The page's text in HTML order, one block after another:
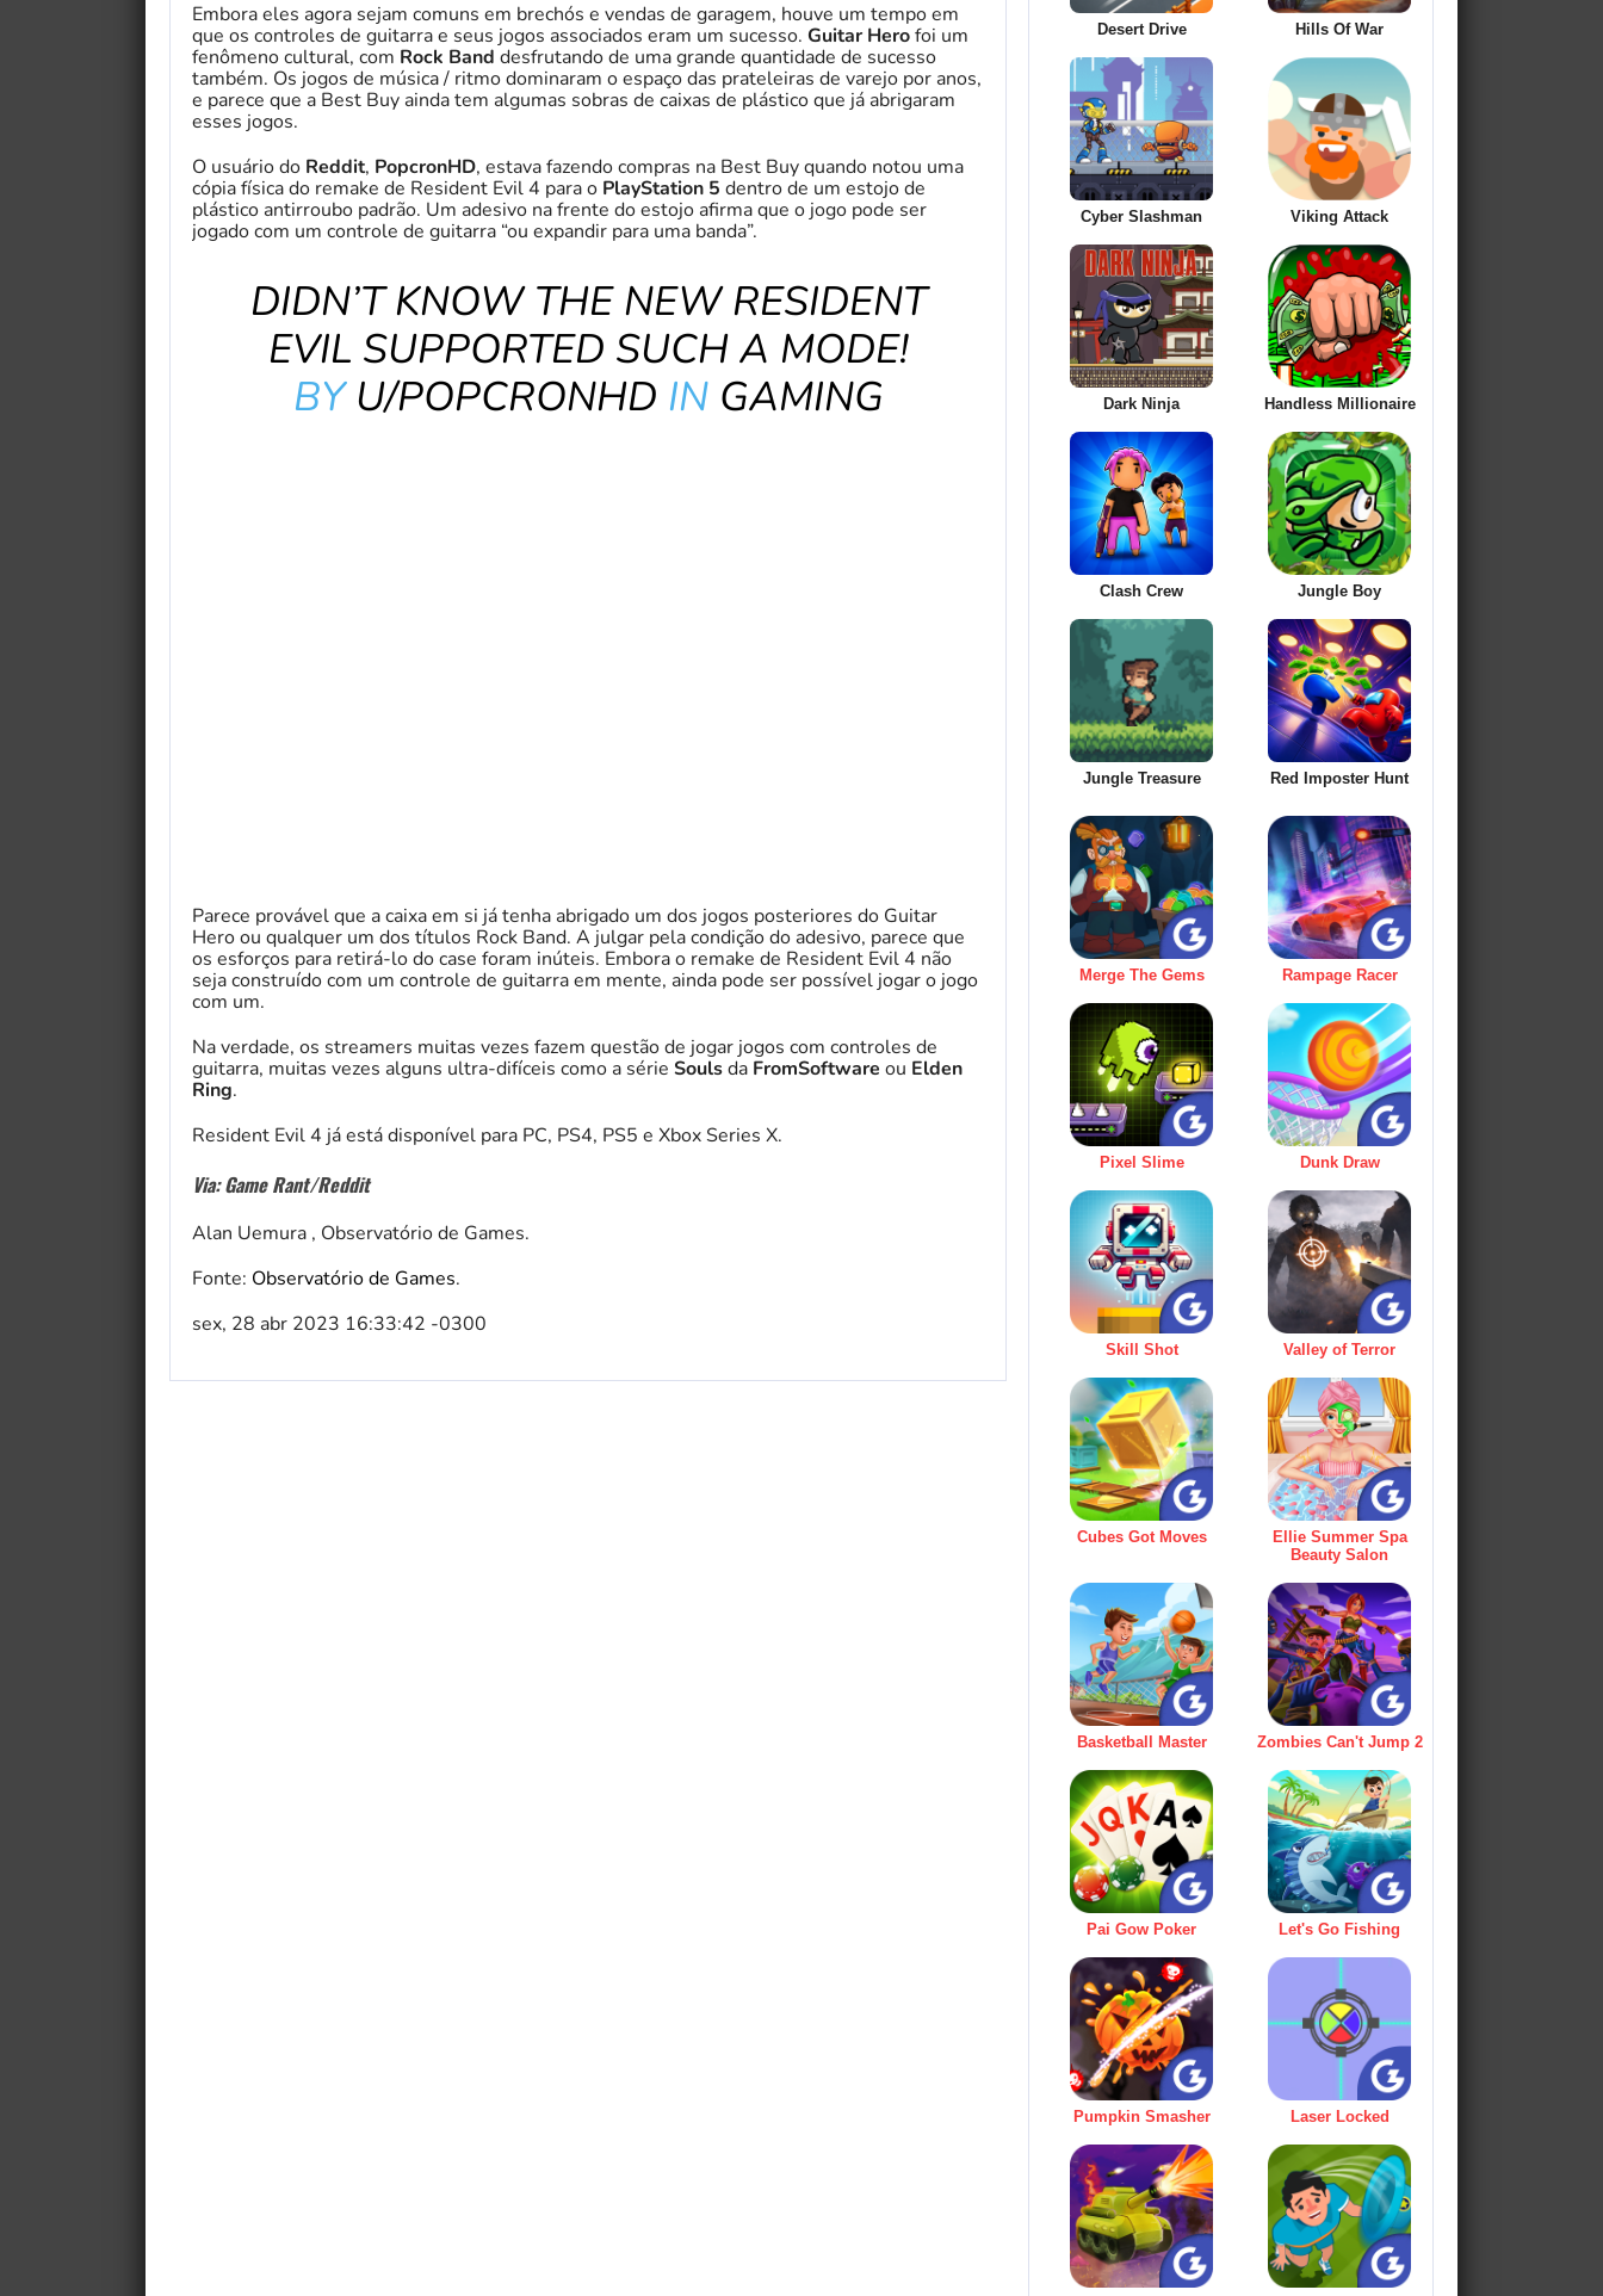
Embora eles agora sejam comuns em brechós e vendas de garagem, houve um tempo em
que os controles de guitarra e seus jogos associados eram um sucesso. Guitar Herofoi um
fenômeno cultural, com Rock Band desfrutando de uma grande quantidade de sucesso
também. Os jogos de música / ritmo dominaram o espaço das prateleiras de varejo por anos,
e parece que a Best Buy ainda tem algumas sobras de caixas de plástico que já abrigaram
esses jogos.
O usuário do Reddit, PopcronHD, estava fazendo compras na Best Buy quando notou uma
cópia física do remake de Resident Evil 4 para o PlayStation 5 dentro de um estojo de
plástico antirroubo padrão. Um adesivo na frente do estojo afirma que o jogo pode ser
jogado com um controle de guitarra “ou expandir para uma banda”.
DIDN’T KNOW THE NEW RESIDENT
EVIL SUPPORTED SUCH A MODE!
BYU/POPCRONHD IN GAMING
Parece provável que a caixa em si já tenha abrigado um dos jogos posteriores do Guitar
Hero ou qualquer um dos títulos Rock Band. A julgar pela condição do adesivo, parece que
os esforços para retirá-lo do case foram inúteis. Embora o remake de Resident Evil 4 não
seja construído com um controle de guitarra em mente, ainda pode ser possível jogar o jogo
com um.
Na verdade, os streamers muitas vezes fazem questão de jogar jogos com controles de
guitarra, muitas vezes alguns ultra-difíceis como a série Soulsda FromSoftware ou Elden
Ring.
Resident Evil 4 já está disponível para PC, PS4, PS5 e Xbox Series X.
Via: Game Rant/Reddit
Alan Uemura , Observatório de Games.
Fonte: Observatório de Games.
sex, 28 abr 2023 16:33:42 -0300
Desert Drive Hills Of War
Cyber Slashman Viking Attack
Dark Ninja Handless Millionaire
Clash Crew Jungle Boy
Jungle Treasure Red Imposter Hunt
Merge The Gems Rampage Racer
Pixel Slime Dunk Draw
Skill Shot Valley of Terror
Cubes Got Moves
Ellie Summer Spa
Beauty Salon
Basketball Master Zombies Can't Jump 2
Pai Gow Poker Let's Go Fishing
Pumpkin Smasher Laser Locked